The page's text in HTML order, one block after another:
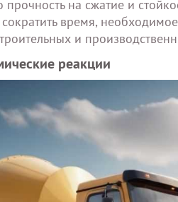
прочность на сжатие и
сократить время,
и
реакции